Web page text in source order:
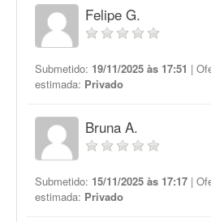
Felipe G.
Submetido: 19/11/2025 às 17:51 |
estimada: Privado
Bruna A.
Submetido: 15/11/2025 às 17:17 |
estimada: Privado